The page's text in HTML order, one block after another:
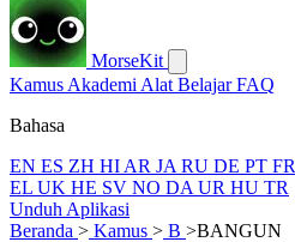
MorseKit
Kamus Akademi Alat BelajarFAQ
Bahasa
EN ES ZH HI AR JA RU DE PT FR
EL UK HE SV NO DA UR HU TR
Unduh Aplikasi
Beranda > Kamus > B >BANGUN